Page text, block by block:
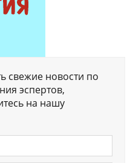
свежие новости по
эспертов,
на нашу